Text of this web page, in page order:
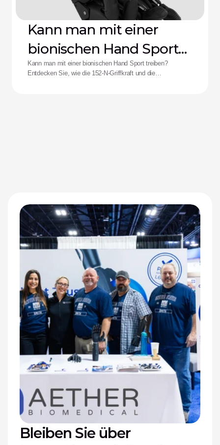
Kann man mit einer
bionischen Hand Sport
treiben?
Kann man mit einer bionischen Hand Sport treiben?
Entdecken Sie, wie die 152-N-Griffkraft und die
Bleiben Sie über